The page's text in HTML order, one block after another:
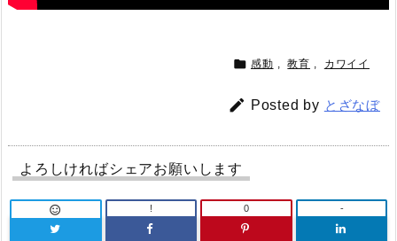
 感動 , 教育 , カワイイ
 Posted by とざなぼ
よろしければシェアお願いします
 ! 0 -